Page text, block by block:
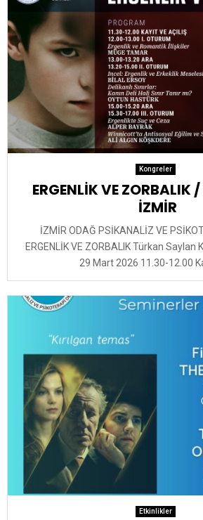
Kongreler
ERGENLİK VE ZORBALIK
İZMİR
İZMİR ODAĞ PSİKANALİZ VE
ERGENLİK VE ZORBALIK Türkan
29 Mart 2026 11.30-12.00
Etkinlikler